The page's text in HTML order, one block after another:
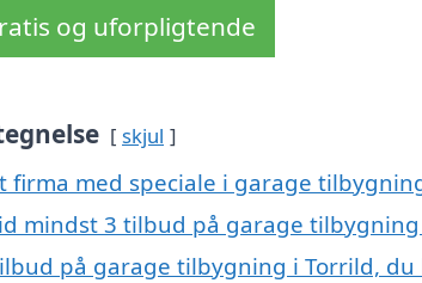
og uforpligtende
skjul
firma med speciale i garage
mindst 3 tilbud på garage tilbygning
på garage tilbygning i Torrild,